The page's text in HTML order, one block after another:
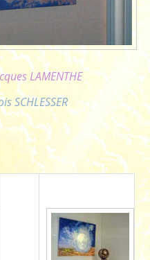
LAMENTHE
SCHLESSER